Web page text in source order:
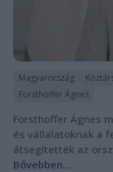
Magyarország
Forsthoffer Ágnes
Forsthoffer Ágnes
és vállalatoknak a
átsegítették az
Bővebben...